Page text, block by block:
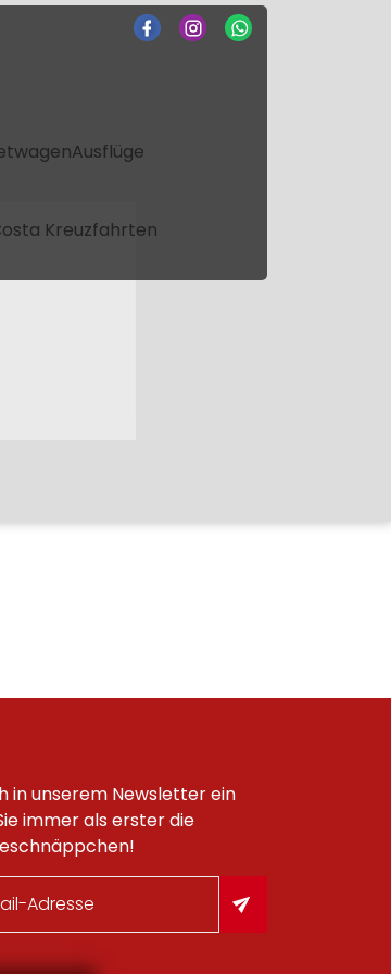
Ausflüge
Kreuzfahrten
in unserem Newsletter ein
immer als erster die